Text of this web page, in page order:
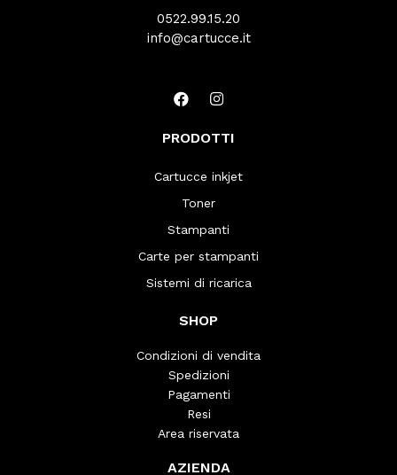
0522.99.15.20
info@cartucce.it
PRODOTTI
Cartucce inkjet
Toner
Stampanti
Carte per stampanti
Sistemi di ricarica
SHOP
Condizioni di vendita
Spedizioni
Pagamenti
Resi
Area riservata
AZIENDA